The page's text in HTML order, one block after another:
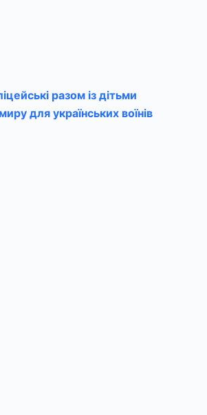
разом із дітьми
для українських воїнів